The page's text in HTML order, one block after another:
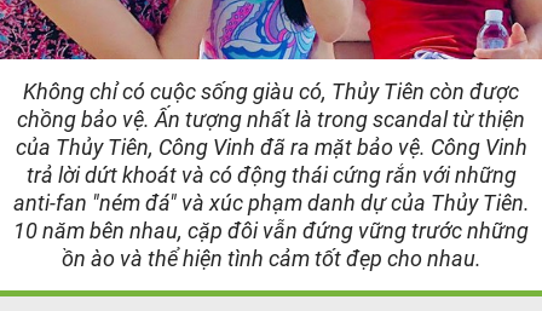
Không chỉ có cuộc sống giàu có, Thủy Tiên còn được
chồng bảo vệ. Ấn tượng nhất là trong scandal từ thiện
của Thủy Tiên, Công Vinh đã ra mặt bảo vệ. Công Vinh
trả lời dứt khoát và có động thái cứng rắn với những
anti-fan "ném đá" và xúc phạm danh dự của Thủy Tiên.
10 năm bên nhau, cặp đôi vẫn đứng vững trước những
ồn ào và thể hiện tình cảm tốt đẹp cho nhau.